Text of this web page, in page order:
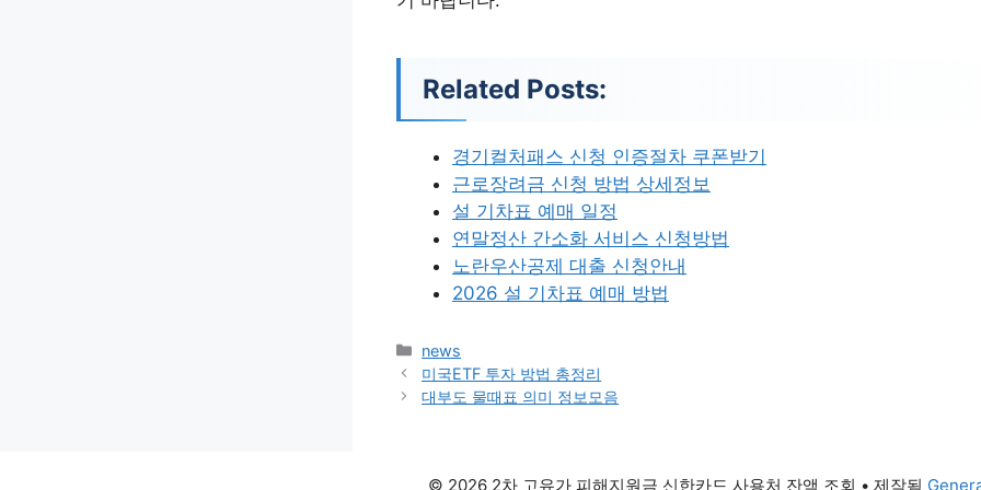
Related Posts:
경기컬처패스 신청 인증절차 쿠폰받기
근로장려금 신청 방법 상세정보
설 기차표 예매 일정
연말정산 간소화 서비스 신청방법
노란우산공제 대출 신청안내
2026 설 기차표 예매 방법
카
테
고
news
미국ETF 투자 방법 총정리
대부도 물때표 의미 정보모음
© 2026 2차 고유가 피해지원금 신한카드 사용처 잔액 조회 • 제작됨